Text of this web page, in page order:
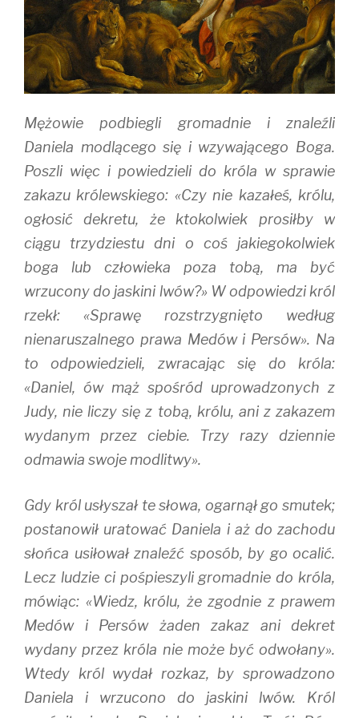
w
i
n
d
o
w
)
e
w
w
i
n
d
o
w
)
w
i
n
d
o
w
)
Mężowie podbiegli gromadnie i znaleźli
Daniela modlącego się i wzywającego Boga.
Poszli więc i powiedzieli do króla w sprawie
zakazu królewskiego: «Czy nie kazałeś, królu,
ogłosić dekretu, że ktokolwiek prosiłby w
ciągu trzydziestu dni o coś jakiegokolwiek
boga lub człowieka poza tobą, ma być
wrzucony do jaskini lwów?» W odpowiedzi król
rzekł: «Sprawę rozstrzygnięto według
nienaruszalnego prawa Medów i Persów». Na
to odpowiedzieli, zwracając się do króla:
«Daniel, ów mąż spośród uprowadzonych z
Judy, nie liczy się z tobą, królu, ani z zakazem
wydanym przez ciebie. Trzy razy dziennie
odmawia swoje modlitwy».
Gdy król usłyszał te słowa, ogarnął go smutek;
postanowił uratować Daniela i aż do zachodu
słońca usiłował znaleźć sposób, by go ocalić.
Lecz ludzie ci pośpieszyli gromadnie do króla,
mówiąc: «Wiedz, królu, że zgodnie z prawem
Medów i Persów żaden zakaz ani dekret
wydany przez króla nie może być odwołany».
Wtedy król wydał rozkaz, by sprowadzono
Daniela i wrzucono do jaskini lwów. Król